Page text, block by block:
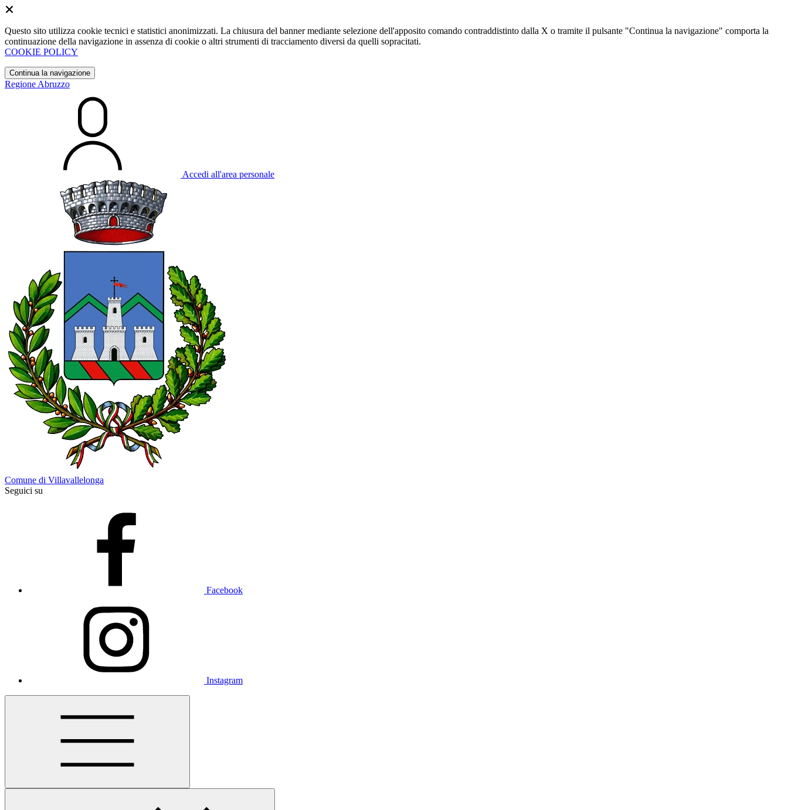
Questo sito utilizza cookie tecnici e statistici anonimizzati. La chiusura del banner mediante selezione dell'apposito comando contraddistinto dalla X o tramite il pulsante "Continua la navigazione" comporta la
continuazione della navigazione in assenza di cookie o altri strumenti di tracciamento diversi da quelli sopracitati.
COOKIE POLICY
Continua la navigazione
Regione Abruzzo
Accedi all'area personale
Comune di Villavallelonga
Seguici su
Facebook
Instagram